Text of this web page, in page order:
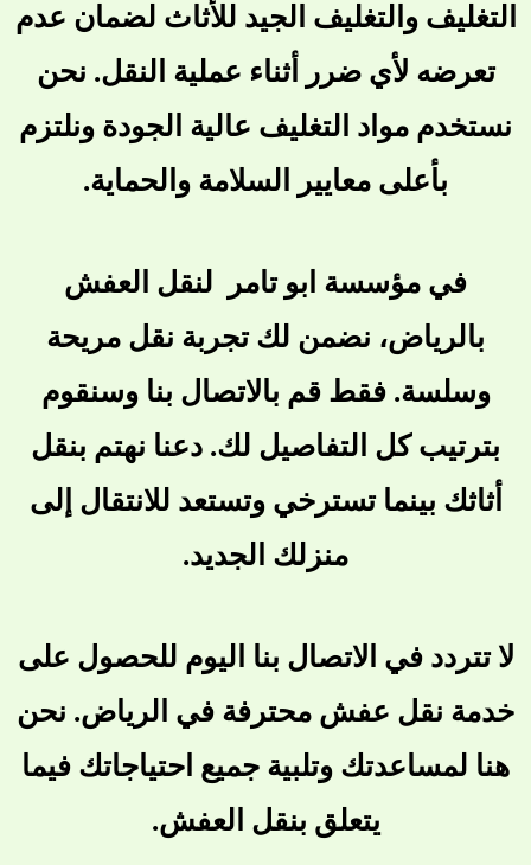
التغليف والتغليف الجيد للأثاث لضمان عدم
تعرضه لأي ضرر أثناء عملية النقل. نحن
نستخدم مواد التغليف عالية الجودة ونلتزم
بأعلى معايير السلامة والحماية.
في مؤسسة ابو تامر لنقل العفش
بالرياض، نضمن لك تجربة نقل مريحة
وسلسة. فقط قم بالاتصال بنا وسنقوم
بترتيب كل التفاصيل لك. دعنا نهتم بنقل
أثاثك بينما تسترخي وتستعد للانتقال إلى
منزلك الجديد.
لا تتردد في الاتصال بنا اليوم للحصول على
خدمة نقل عفش محترفة في الرياض. نحن
هنا لمساعدتك وتلبية جميع احتياجاتك فيما
يتعلق بنقل العفش.